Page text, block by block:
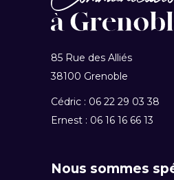
85 Rue des Alliés
38100 Grenoble
Cédric : 06 22 29 03 38
Ernest : 06 16 16 66 13
Nous sommes